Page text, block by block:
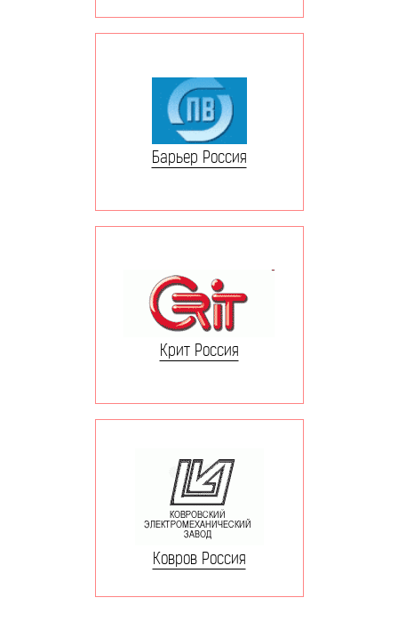
Барьер Россия
Крит Россия
Ковров Россия